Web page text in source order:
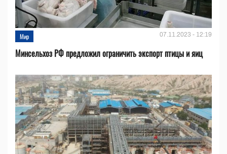
Мир 07.11.2023 - 12:19
Минсельхоз РФ предложил ограничить экспорт птицы и яиц